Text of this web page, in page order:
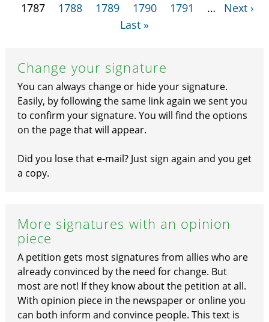
1787
1788 1789 1790 1791 …
Next ›
Last »
Change your signature
You can always change or hide your signature.
Easily, by following the same link again we sent you
to confirm your signature. You will find the options
on the page that will appear.
Did you lose that e-mail? Just sign again and you get
a copy.
More signatures with an opinion
piece
A petition gets most signatures from allies who are
already convinced by the need for change. But
most are not! If they know about the petition at all.
With opinion piece in the newspaper or online you
can both inform and convince people. This text is